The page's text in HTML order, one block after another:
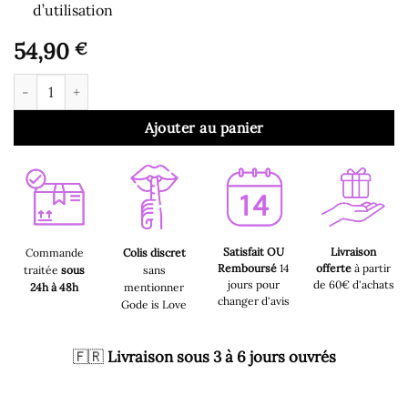
d’utilisation
54,90 €
quantité de Gode Ventouse - Gode Ventouse Droit Jelly
Ajouter au panier
Commande
traitée sous
24h à 48h
Colis discret
sans
mentionner
Gode is Love
Satisfait OU
Remboursé14
jours pour
changer d'avis
Livraison
offerte à partir
de 60€ d'achats
🇫🇷 Livraison sous 3 à 6 jours ouvrés